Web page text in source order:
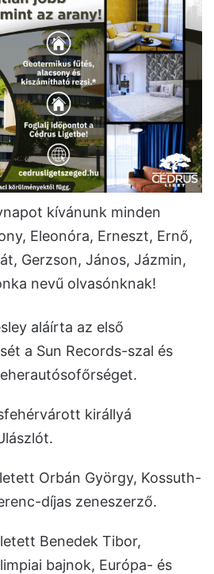
kívánunk minden
Eleonóra, Erneszt, Ernő,
Gerzson, János, Jázmin,
nevű olvasónknak!
aláírta az első
a Sun Records-szal és
királlyá
Orbán György, Kossuth-
díjas zeneszerző.
Benedek Tibor,
bajnok, Európa- és